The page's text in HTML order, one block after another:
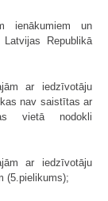
ienākumiem un
Republikā
ar iedzīvotāju
nav saistītas ar
vietā nodokli
ar iedzīvotāju
(5.pielikums);